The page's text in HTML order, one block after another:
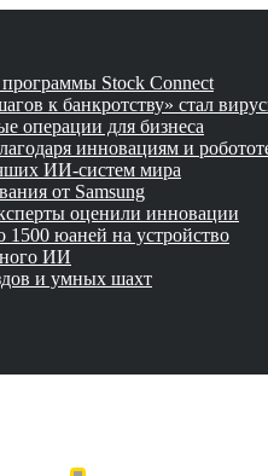
Stock Connect
к банкротству» стал
операции для бизнеса
инновациям и
ИИ-систем мира
от Samsung
оценили инновации
юаней на устройство
ИИ
и умных шахт